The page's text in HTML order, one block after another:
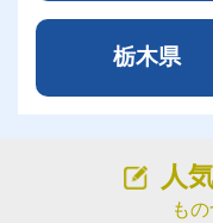
栃木県
人
も